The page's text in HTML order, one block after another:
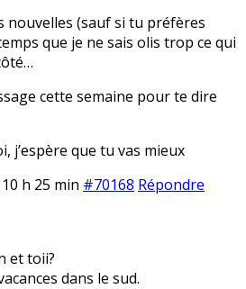
nouvelles (sauf si tu préfères
que je ne sais olis trop ce qui
cette semaine pour te dire
j’espère que tu vas mieux
h 25 min #70168 Répondre
et toii?
dans le sud.